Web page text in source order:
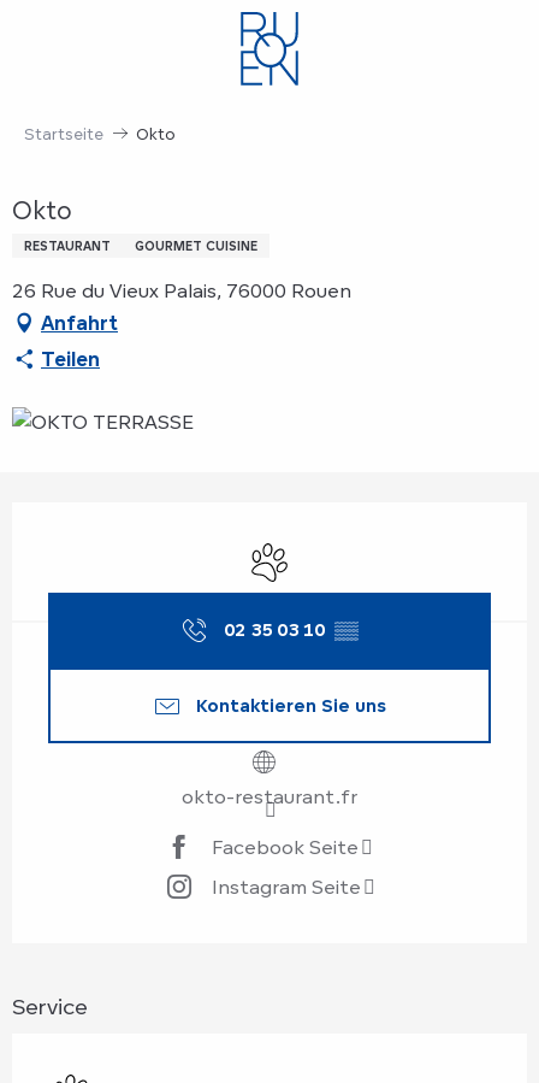
Startseite Okto
Okto
RESTAURANT GOURMET CUISINE
26 Rue du Vieux Palais, 76000 Rouen
Anfahrt
Teilen
Tiere erlaubt
02 35 03 10 ▒▒
Kontaktieren Sie uns
okto-restaurant.fr
Facebook Seite
Instagram Seite
Service